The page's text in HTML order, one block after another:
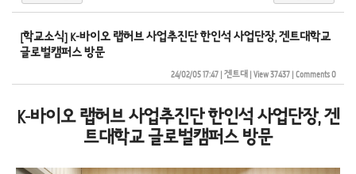
[학교소식] K-바이오 랩허브 사업추진단 한인석 사업단장, 겐트대학교
글로벌캠퍼스 방문
24/02/05 17:47| 겐트대| View 37437| Comments 0
K-바이오 랩허브 사업추진단 한인석 사업단장, 겐
트대학교 글로벌캠퍼스 방문